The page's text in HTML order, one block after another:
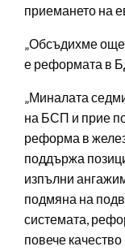
приемането на
„Обсъдихме още
е реформата в
„Миналата
на БСП и прие
реформа в
поддържа
изпълни
подмяна на
системата,
повече качество